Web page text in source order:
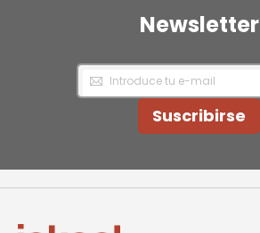
Newsletter
Inscríbase
nuestro
Suscribirse